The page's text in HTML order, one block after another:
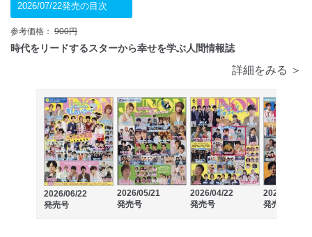
浩平 /超特急 /颯太 /月城かなと
ある。 /櫻井佑樹 /SUPER★DRAGON
/TAGRIGHT /石川雷蔵
2026/07/22発売の目次
参考価格： 900円
時代をリードするスターから幸せを学ぶ人間情報誌
詳細をみる ＞
2026/06/22
発売号
2026/05/21
発売号
2026/04/22
発売号
2026/02/20
発売号